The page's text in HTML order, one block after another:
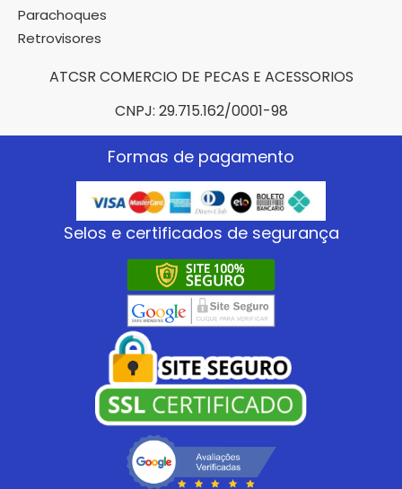
Parachoques
Retrovisores
ATCSR COMERCIO DE PECAS E ACESSORIOS
CNPJ: 29.715.162/0001-98
Formas de pagamento
Selos e certificados de segurança